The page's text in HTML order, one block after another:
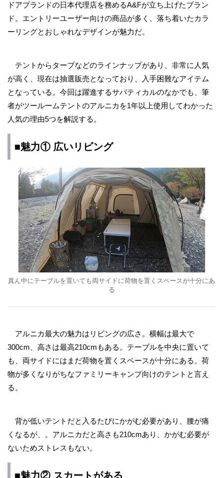
ドアブランドの日本代理店を務めるA&Fが立ち上げたブラン
ド。エントリーユーザー向けの商品が多く、落ち着いたカラ
ーリングとおしゃれなデザインが魅力だ。
テントからタープなどのラインナップがあり、非常に人気
が高く、現在は抽選販売となっており、入手困難なアイテム
となっている。今回は躍進するサバティカルのなかでも、筆
者がツールームテントのアルニカを1年以上使用してわかった
人気の理由5つを解説する。
■魅力① 広いリビング
真ん中にテーブルを置いても両サイドに荷物を置くスペースが十分にあ
る
アルニカ最大の魅力はリビングの広さ。横幅は最大で
300cm、高さは最高210cmもある。テーブルを中央に置いて
も、両サイドにはまだ荷物を置くスペースが十分にある。荷
物が多くなりがちなファミリーキャンプ向けのテントと言え
る。
背が低いテントだと入るたびにかがむ必要があり、腰が痛
くなるが、。アルニカだと高さも210cmあり、かがむ必要が
ないためストレスもない。
■魅力② スカートがある